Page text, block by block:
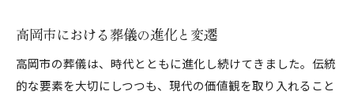
地域の絆を深める葬儀の意義
参列者の心に残る瞬間
信頼関係を深める葬儀の役割
高岡市における葬儀の進化と変遷
高岡市の葬儀は、時代とともに進化し続けてきました。伝統
的な要素を大切にしつつも、現代の価値観を取り入れること